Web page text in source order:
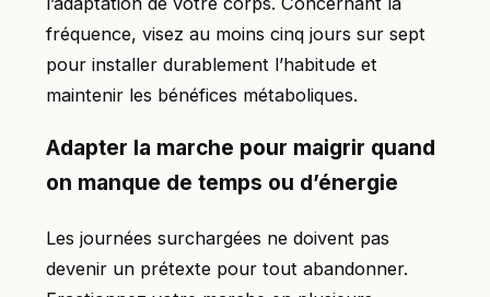
fréquence, visez au moins cinq jours sur sept
pour installer durablement l’habitude et
maintenir les bénéfices métaboliques.
Adapter la marche pour maigrir quand
on manque de temps ou d’énergie
Les journées surchargées ne doivent pas
devenir un prétexte pour tout abandonner.